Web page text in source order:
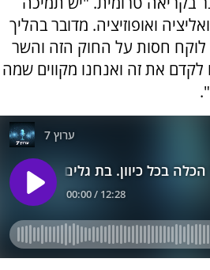
ואופוזיציה. מדובר בהליך
לוקח חסות על החוק הזה והשר
לקדם את זה ואנחנו מקווים שמה